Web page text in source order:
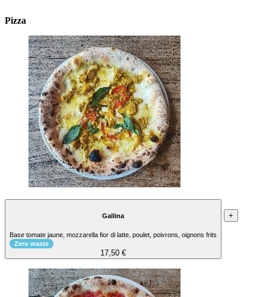
Pizza
Gallina
Base tomate jaune, mozzarella fior di latte, poulet, poivrons, oignons frits
Zero waste
17,50 €
+